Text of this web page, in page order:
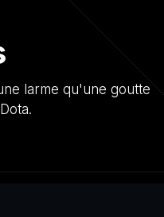
larme qu'une goutte